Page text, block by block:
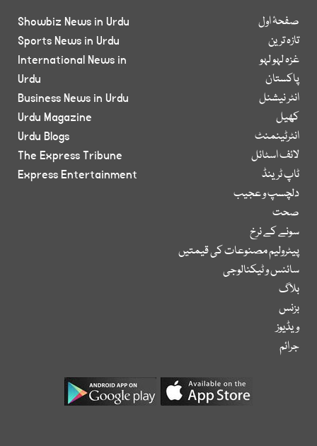
صفحۂ اول
تازہ ترین
غزہ لہو لہو
پاکستان
انٹر نیشنل
کھیل
انٹرٹینمنٹ
لائف اسٹائل
ٹاپ ٹرینڈ
دلچسپ و عجیب
صحت
سونے کے نرخ
پیٹرولیم مصنوعات کی قیمتیں
سائنس و ٹیکنالوجی
بلاگ
بزنس
ویڈیوز
جرائم
Showbiz News in Urdu
Sports News in Urdu
International News in
Urdu
Business News in Urdu
Urdu Magazine
Urdu Blogs
The Express Tribune
Express Entertainment